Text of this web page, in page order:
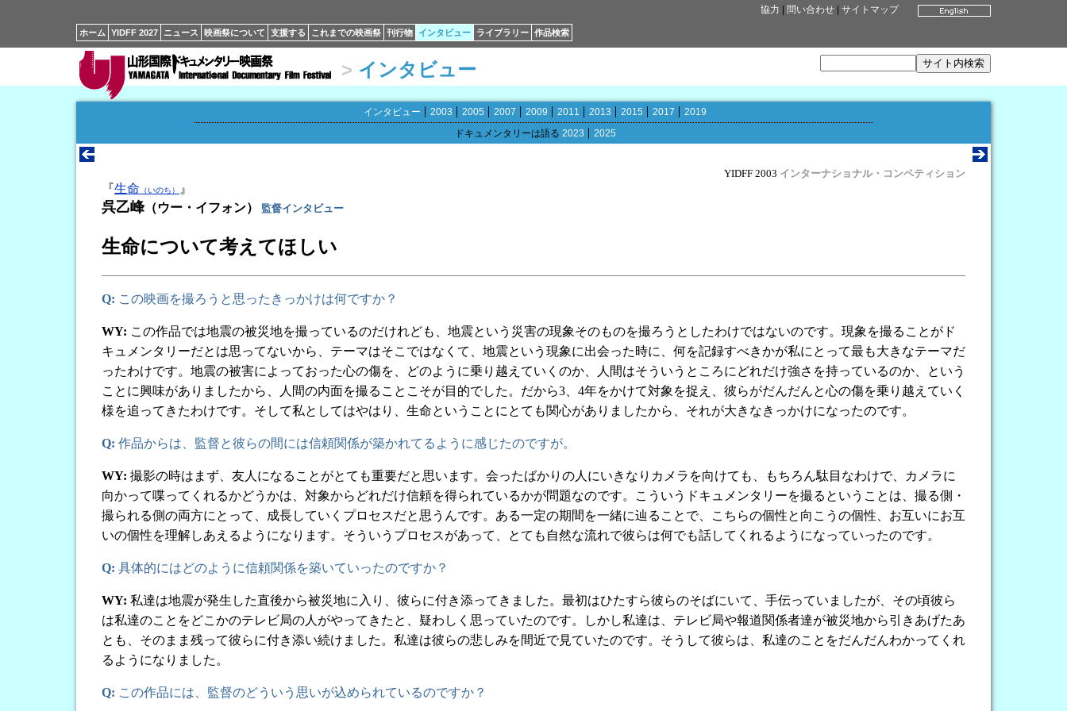
協力 問い合わせ サイトマップ
ホーム YIDFF 2027 ニュース 映画祭について 支援する これまでの映画祭 刊行物 インタビュー ライブラリー 作品検索
> インタビュー
インタビュー 2003 2005 2007 2009 2011 2013 2015 2017
2019
ドキュメンタリーは語る 2023 2025
YIDFF 2003 インターナショナル・コンペティション
『生命 （いのち） 』
呉乙峰 （ウー・イフォン） 監督インタビュー
生命について考えてほしい
Q: この映画を撮ろうと思ったきっかけは何ですか？
WY: この作品では地震の被災地を撮っているのだけれども、地震という災害の現象そのものを撮ろうとしたわけではないのです。現象を撮ることがド
キュメンタリーだとは思ってないから、テーマはそこではなくて、地震という現象に出会った時に、何を記録すべきかが私にとって最も大きなテーマだ
ったわけです。地震の被害によっておった心の傷を、どのように乗り越えていくのか、人間はそういうところにどれだけ強さを持っているのか、という
ことに興味がありましたから、人間の内面を撮ることこそが目的でした。だから3、4年をかけて対象を捉え、彼らがだんだんと心の傷を乗り越えていく
様を追ってきたわけです。そして私としてはやはり、生命ということにとても関心がありましたから、それが大きなきっかけになったのです。
Q: 作品からは、監督と彼らの間には信頼関係が築かれてるように感じたのですが。
WY: 撮影の時はまず、友人になることがとても重要だと思います。会ったばかりの人にいきなりカメラを向けても、もちろん駄目なわけで、カメラに
向かって喋ってくれるかどうかは、対象からどれだけ信頼を得られているかが問題なのです。こういうドキュメンタリーを撮るということは、撮る側・
撮られる側の両方にとって、成長していくプロセスだと思うんです。ある一定の期間を一緒に辿ることで、こちらの個性と向こうの個性、お互いにお互
いの個性を理解しあえるようになります。そういうプロセスがあって、とても自然な流れで彼らは何でも話してくれるようになっていったのです。
Q: 具体的にはどのように信頼関係を築いていったのですか？
WY: 私達は地震が発生した直後から被災地に入り、彼らに付き添ってきました。最初はひたすら彼らのそばにいて、手伝っていましたが、その頃彼ら
は私達のことをどこかのテレビ局の人がやってきたと、疑わしく思っていたのです。しかし私達は、テレビ局や報道関係者達が被災地から引きあげたあ
とも、そのまま残って彼らに付き添い続けました。私達は彼らの悲しみを間近で見ていたのです。そうして彼らは、私達のことをだんだんわかってくれ
るようになりました。
Q: この作品には、監督のどういう思いが込められているのですか？